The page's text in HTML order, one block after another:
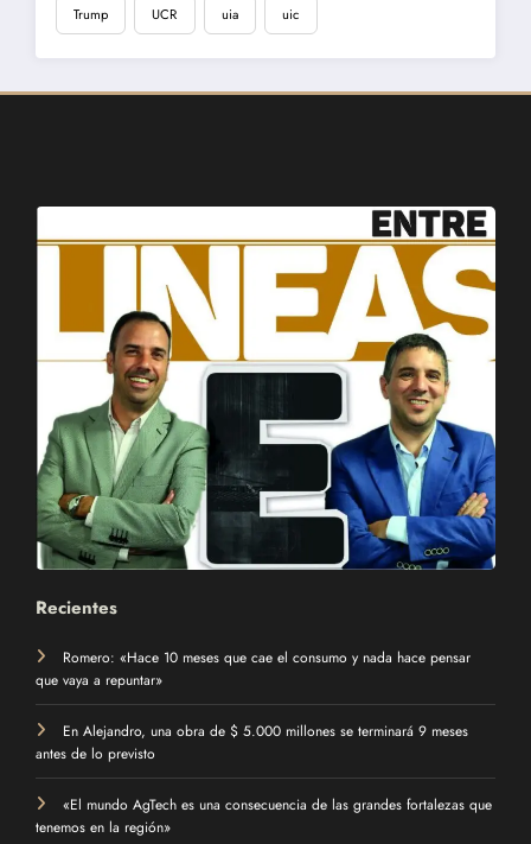
Trump UCR uia uic
Recientes
Romero: «Hace 10 meses que cae el consumo y nada hace pensar
que vaya a repuntar»
En Alejandro, una obra de $ 5.000 millones se terminará 9 meses
antes de lo previsto
«El mundo AgTech es una consecuencia de las grandes fortalezas que
tenemos en la región»